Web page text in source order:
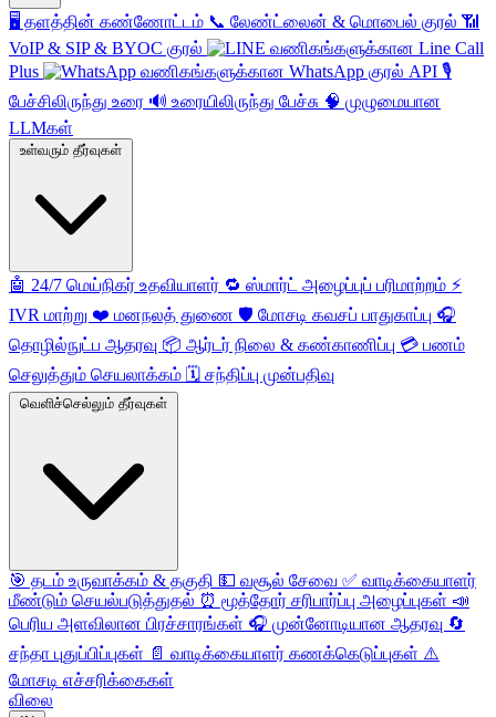
🖥️ தளத்தின் கண்ணோட்டம் 📞 லேண்ட்லைன் & மொபைல் குரல் 📶
VoIP & SIP & BYOC குரல்
வணிகங்களுக்கான Line Call
Plus
வணிகங்களுக்கான WhatsApp குரல் API 🎙️
பேச்சிலிருந்து உரை 🔊 உரையிலிருந்து பேச்சு 🧠 முழுமையான
LLMகள்
உள்வரும் தீர்வுகள்
🤖 24/7 மெய்நிகர் உதவியாளர் 🔁 ஸ்மார்ட் அழைப்புப் பரிமாற்றம் ⚡️
IVR மாற்று ❤️ மனநலத் துணை 🛡️ மோசடி கவசப் பாதுகாப்பு 🎧
தொழில்நுட்ப ஆதரவு 📦 ஆர்டர் நிலை & கண்காணிப்பு 💳 பணம்
செலுத்தும் செயலாக்கம் 🗓️ சந்திப்பு முன்பதிவு
வெளிச்செல்லும் தீர்வுகள்
🎯 தடம் உருவாக்கம் & தகுதி 💵 வசூல் சேவை ✅ வாடிக்கையாளர்
மீண்டும் செயல்படுத்துதல் ⏰ மூத்தோர் சரிபார்ப்பு அழைப்புகள் 📣
பெரிய அளவிலான பிரச்சாரங்கள் 🎧 முன்னோடியான ஆதரவு 🔄
சந்தா புதுப்பிப்புகள் 📄 வாடிக்கையாளர் கணக்கெடுப்புகள் ⚠️
மோசடி எச்சரிக்கைகள்
விலை